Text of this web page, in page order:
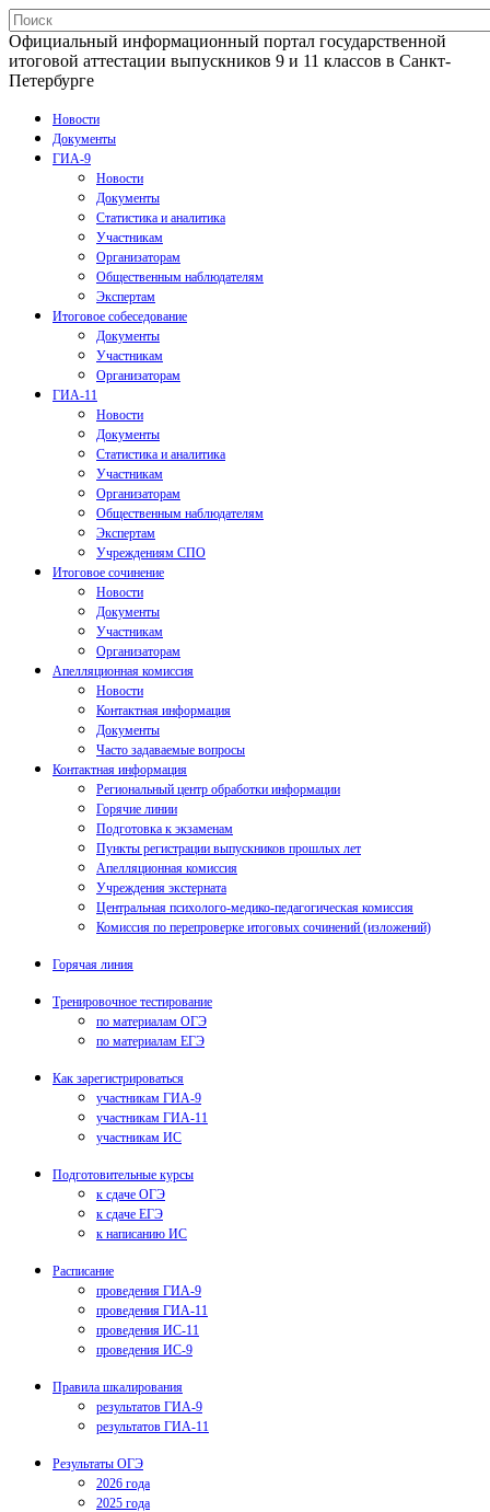
Официальный информационный портал государственной
итоговой аттестации выпускников 9 и 11 классов в Санкт-
Петербурге
Новости
Документы
ГИА-9
Новости
Документы
Статистика и аналитика
Участникам
Организаторам
Общественным наблюдателям
Экспертам
Итоговое собеседование
Документы
Участникам
Организаторам
ГИА-11
Новости
Документы
Статистика и аналитика
Участникам
Организаторам
Общественным наблюдателям
Экспертам
Учреждениям СПО
Итоговое сочинение
Новости
Документы
Участникам
Организаторам
Апелляционная комиссия
Новости
Контактная информация
Документы
Часто задаваемые вопросы
Контактная информация
Региональный центр обработки информации
Горячие линии
Подготовка к экзаменам
Пункты регистрации выпускников прошлых лет
Апелляционная комиссия
Учреждения экстерната
Центральная психолого-медико-педагогическая комиссия
Комиссия по перепроверке итоговых сочинений (изложений)
Горячая линия
Тренировочное тестирование
по материалам ОГЭ
по материалам ЕГЭ
Как зарегистрироваться
участникам ГИА-9
участникам ГИА-11
участникам ИС
Подготовительные курсы
к сдаче ОГЭ
к сдаче ЕГЭ
к написанию ИС
Расписание
проведения ГИА-9
проведения ГИА-11
проведения ИС-11
проведения ИС-9
Правила шкалирования
результатов ГИА-9
результатов ГИА-11
Результаты ОГЭ
2026 года
2025 года